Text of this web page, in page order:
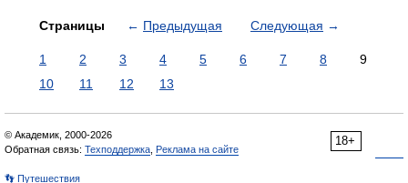
Страницы ← Предыдущая Следующая →
1 2 3 4 5 6 7 8
9
10
11 12 13
18+
© Академик, 2000-2026
Обратная связь: Техподдержка Реклама на сайте
👣 Путешествия